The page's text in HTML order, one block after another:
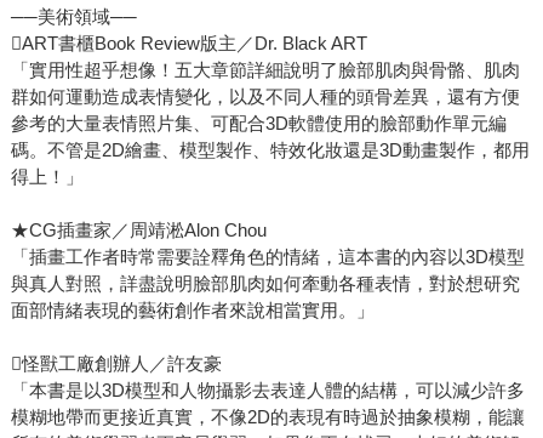
──美術領域──
ART書櫃Book Review版主／Dr. Black ART
「實用性超乎想像！五大章節詳細說明了臉部肌肉與骨骼、肌肉
群如何運動造成表情變化，以及不同人種的頭骨差異，還有方便
參考的大量表情照片集、可配合3D軟體使用的臉部動作單元編
碼。不管是2D繪畫、模型製作、特效化妝還是3D動畫製作，都用
得上！」
★CG插畫家／周靖淞Alon Chou
「插畫工作者時常需要詮釋角色的情緒，這本書的內容以3D模型
與真人對照，詳盡說明臉部肌肉如何牽動各種表情，對於想研究
面部情緒表現的藝術創作者來說相當實用。」
怪獸工廠創辦人／許友豪
「本書是以3D模型和人物攝影去表達人體的結構，可以減少許多
模糊地帶而更接近真實，不像2D的表現有時過於抽象模糊，能讓